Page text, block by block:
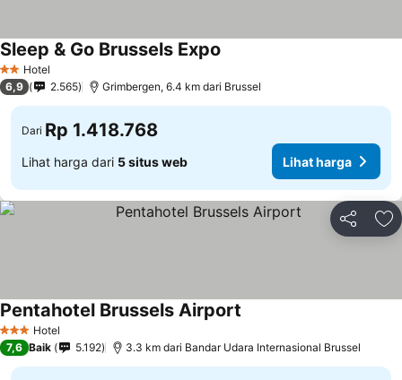
2 Bintang
Hotel
Sleep & Go Brussels Expo
6,9 2.565 Grimbergen, 6.4 km dari Brussel
Dari Rp 1.418.768
Lihat harga dari 5 situs web Lihat harga
Bagikan
3 BintangHotel
Pentahotel Brussels Airport
7,6 Baik 5.192 3.3 km dari Bandar Udara Internasional Brussel